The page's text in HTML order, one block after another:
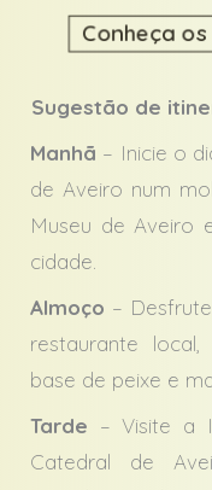
Conheça
Sugestão de
Manhã – Inicie o
de Aveiro num
Museu de Aveiro
cidade.
Almoço –
restaurante
base de peixe e
Tarde – Visite a
Catedral de